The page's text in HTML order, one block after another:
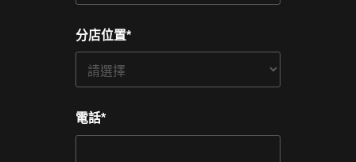
分店位置*
電話*